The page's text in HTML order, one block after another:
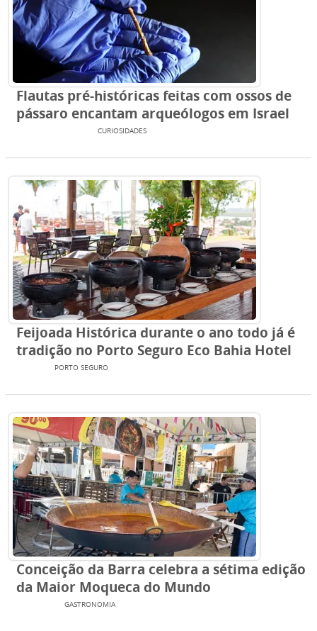
Flautas pré-históricas feitas com ossos de
pássaro encantam arqueólogos em Israel
CURIOSIDADES
Feijoada Histórica durante o ano todo já é
tradição no Porto Seguro Eco Bahia Hotel
PORTO SEGURO
Conceição da Barra celebra a sétima edição
da Maior Moqueca do Mundo
GASTRONOMIA